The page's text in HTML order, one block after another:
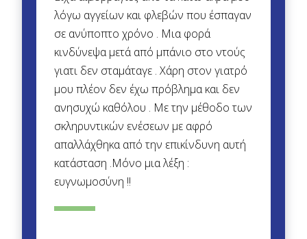
λόγω αγγείων και φλεβών που έσπαγαν
σε ανύποπτο χρόνο . Μια φορά
κινδύνεψα μετά από μπάνιο στο ντούς
γιατι δεν σταμάταγε . Χάρη στον γιατρό
μου πλέον δεν έχω πρόβλημα και δεν
ανησυχώ καθόλου . Με την μέθοδο των
σκληρυντικών ενέσεων με αφρό
απαλλάχθηκα από την επικίνδυνη αυτή
κατάσταση .Μόνο μια λέξη :
ευγνωμοσύνη !!